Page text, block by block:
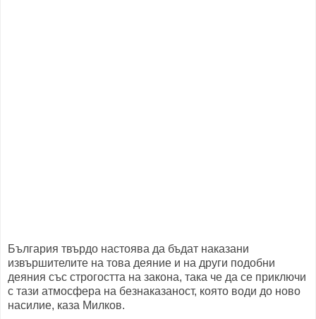
България твърдо настоява да бъдат наказани
извършителите на това деяние и на други подобни
деяния със строгостта на закона, така че да се приключи
с тази атмосфера на безнаказаност, която води до ново
насилие, каза Милков.